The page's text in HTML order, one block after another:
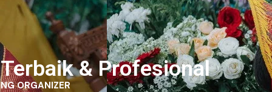
& Profesional
ORGANIZER